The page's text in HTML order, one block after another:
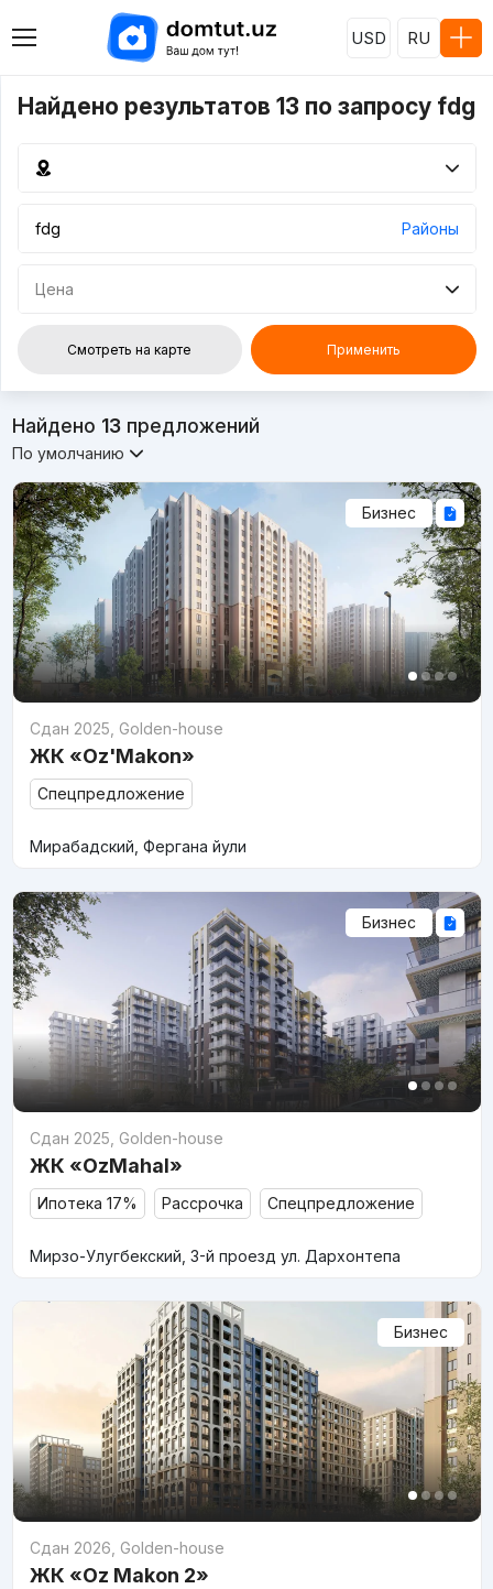
USD RU
Найдено результатов 13 по запросу fdg
Районы
Цена
Смотреть на карте Применить
Найдено 13предложений
По умолчанию
Бизнес
Сдан 2025 Golden-house
ЖК «Oz'Makon»
Спецпредложение
Мирабадский, Фергана йули
Бизнес
Сдан 2025 Golden-house
ЖК «OzMahal»
Ипотека 17% Рассрочка Спецпредложение
Мирзо-Улугбекский, 3-й проезд ул. Дархонтепа
Бизнес
Сдан 2026 Golden-house
ЖК «Oz Makon 2»